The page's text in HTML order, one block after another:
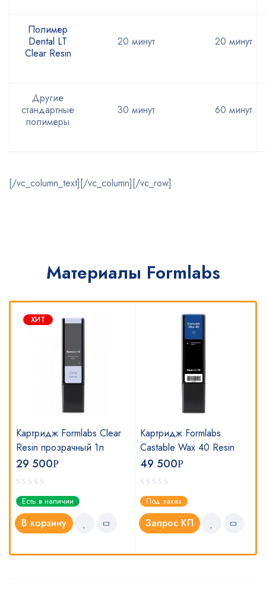
Полимер
Dental LT
Clear Resin
20 минут 20 минут
Другие
стандартные
полимеры
30 минут 60 минут
[/vc_column_text][/vc_column][/vc_row]
Материалы Formlabs
ХИТ
Картридж Formlabs Clear
Resin прозрачный 1л
29 500Р
Есть в наличии
В корзину
Картридж Formlabs
Castable Wax 40 Resin
49 500Р
Под заказ
Запрос КП